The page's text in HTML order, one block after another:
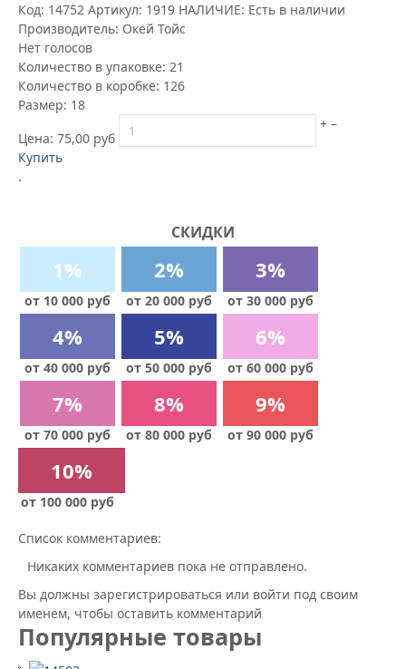
Код: 14752 Артикул: 1919 НАЛИЧИЕ: Есть в наличии
Производитель: Окей Тойс
Нет голосов
Количество в упаковке: 21
Количество в коробке: 126
Размер: 18
Цена: 75,00 руб
+ –
Купить
.
СКИДКИ
1%
от 10 000 руб
2%
от 20 000 руб
3%
от 30 000 руб
4%
от 40 000 руб
5%
от 50 000 руб
6%
от 60 000 руб
7%
от 70 000 руб
8%
от 80 000 руб
9%
от 90 000 руб
10%
от 100 000 руб
Список комментариев:
Никаких комментариев пока не отправлено.
Вы должны зарегистрироваться или войти под своим
именем, чтобы оставить комментарий
Популярные товары